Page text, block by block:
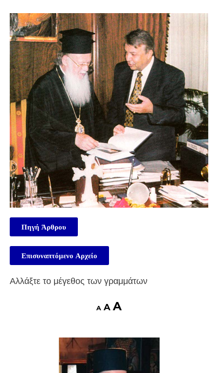
Πηγή Άρθρου
Επισυναπτόμενο Αρχείο
Αλλάξτε το μέγεθος των γραμμάτων
A A A